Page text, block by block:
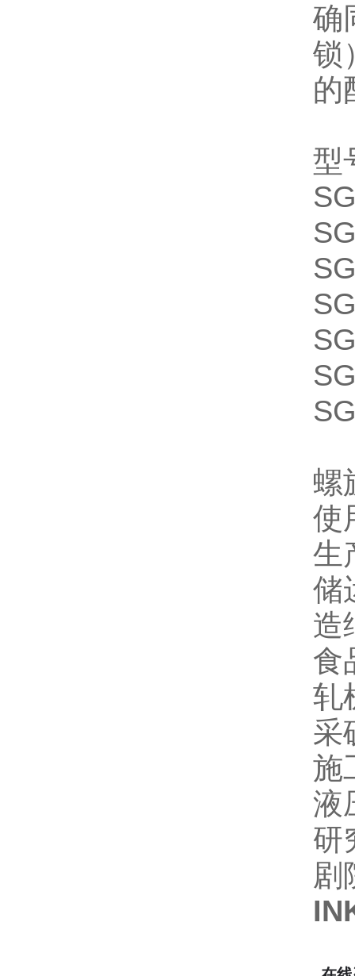
确
锁
的
型
螺
使
生
储
造
食
轧
采
施
液
研
剧